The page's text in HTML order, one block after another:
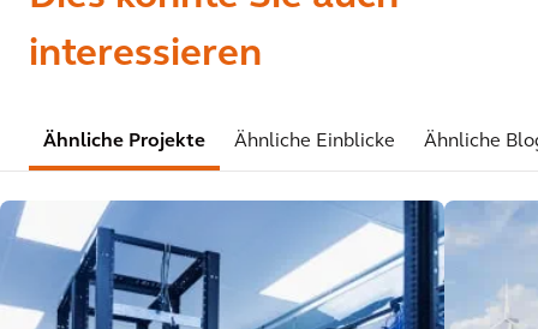
interessieren
Ähnliche Projekte Ähnliche Einblicke Ähnliche